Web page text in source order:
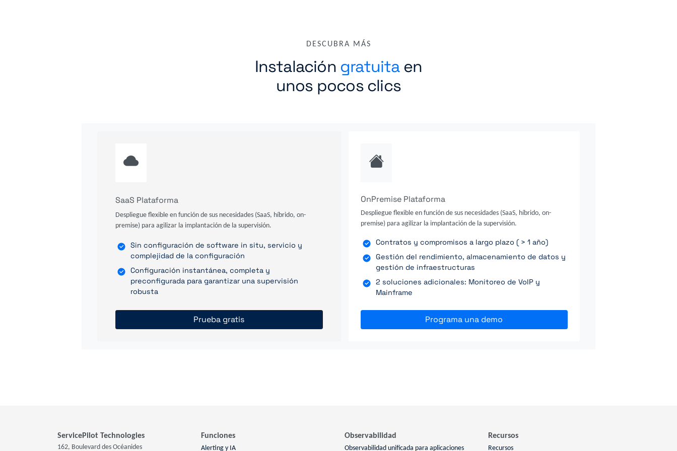
DESCUBRA MÁS
Instalación gratuitaen
unos pocos clics
SaaS Plataforma
Despliegue flexible en función de sus necesidades (SaaS, híbrido, on-
premise) para agilizar la implantación de la supervisión.
Sin configuración de software in situ, servicio y
complejidad de la configuración
Configuración instantánea, completa y
preconfigurada para garantizar una supervisión
robusta
Prueba gratis
OnPremise Plataforma
Despliegue flexible en función de sus necesidades (SaaS, híbrido, on-
premise) para agilizar la implantación de la supervisión.
Contratos y compromisos a largo plazo ( > 1 año)
Gestión del rendimiento, almacenamiento de datos y
gestión de infraestructuras
2 soluciones adicionales: Monitoreo de VoIP y
Mainframe
Programa una demo
ServicePilot Technologies
162, Boulevard des Océanides
Funciones
Alerting y IA
Observabilidad
Observabilidad unificada para aplicaciones
Recursos
Recursos